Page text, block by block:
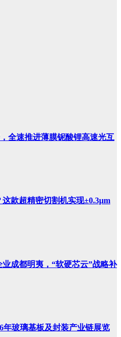
全速推进薄膜铌酸锂高速光互
款超精密切割机实现±0.3μm
成都明夷，“软硬芯云”战略补
玻璃基板及封装产业链展览